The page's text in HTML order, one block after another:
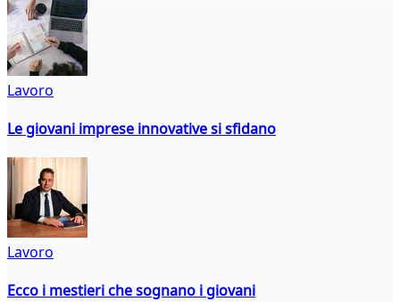
Lavoro
Le giovani imprese innovative si sfidano
Lavoro
Ecco i mestieri che sognano i giovani